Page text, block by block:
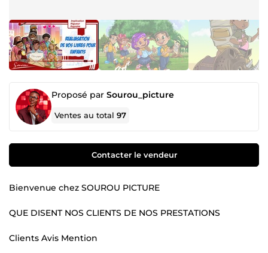
Proposé par Sourou_picture
Ventes au total97
Contacter le vendeur
Bienvenue chez SOUROU PICTURE
QUE DISENT NOS CLIENTS DE NOS PRESTATIONS
Clients Avis Mention